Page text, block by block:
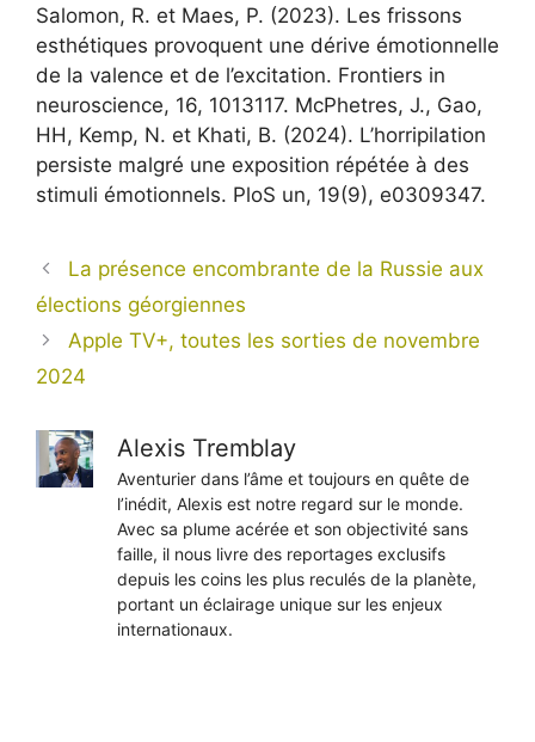
Salomon, R. et Maes, P. (2023). Les frissons
esthétiques provoquent une dérive émotionnelle
de la valence et de l’excitation. Frontiers in
neuroscience, 16, 1013117. McPhetres, J., Gao,
HH, Kemp, N. et Khati, B. (2024). L’horripilation
persiste malgré une exposition répétée à des
stimuli émotionnels. PloS un, 19(9), e0309347.
La présence encombrante de la Russie aux
élections géorgiennes
Apple TV+, toutes les sorties de novembre
2024
Alexis Tremblay
Aventurier dans l’âme et toujours en quête de
l’inédit, Alexis est notre regard sur le monde.
Avec sa plume acérée et son objectivité sans
faille, il nous livre des reportages exclusifs
depuis les coins les plus reculés de la planète,
portant un éclairage unique sur les enjeux
internationaux.